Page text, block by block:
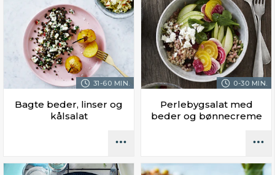
31-60 MIN.
Bagte beder, linser og
kålsalat
0-30 MIN.
Perlebygsalat med
beder og bønnecreme